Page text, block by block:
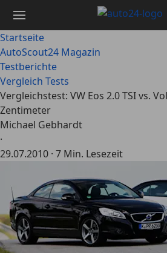
Hauptinhalt
springen
Startseite
AutoScout24 Magazin
Testberichte
Vergleich Tests
Vergleichstest: VW Eos 2.0 TSI vs.
Zentimeter
Michael Gebhardt
·
29.07.2010 · 7 Min. Lesezeit